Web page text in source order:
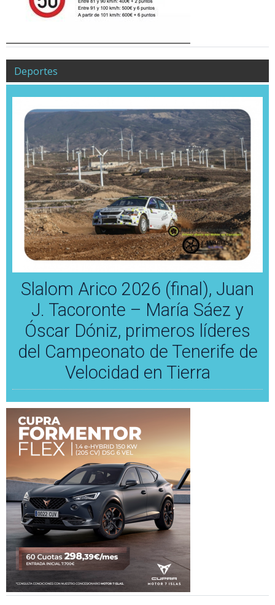
Deportes
Slalom Arico 2026 (final), Juan
J. Tacoronte – María Sáez y
Óscar Dóniz, primeros líderes
del Campeonato de Tenerife de
Velocidad en Tierra